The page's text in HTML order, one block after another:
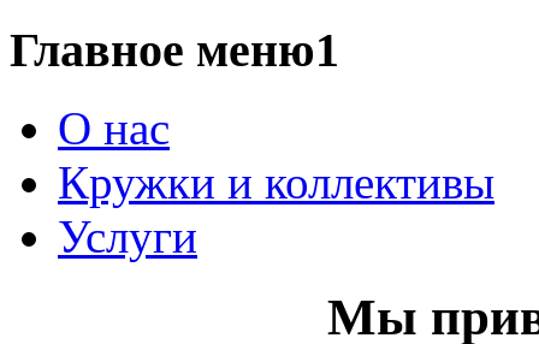
Главное меню1
О нас
Кружки и коллективы
Услуги
Мы